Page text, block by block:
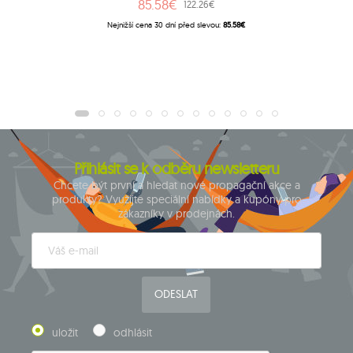
85.58€ 122.26€
Nejnižší cena 30 dní před slevou:85.58€
Přihlásit se k odběru newsletteru
Chcete být první a hledat nové propagační akce a
produkty? Využijte speciální nabídky a kupóny pro
zákazníky v prodejnách.
ODESLAT
uložit odhlásit